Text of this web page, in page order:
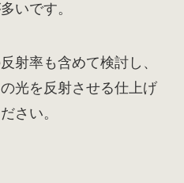
いです。
射率も含めて検討し、
光を反射させる仕上げ
さい。